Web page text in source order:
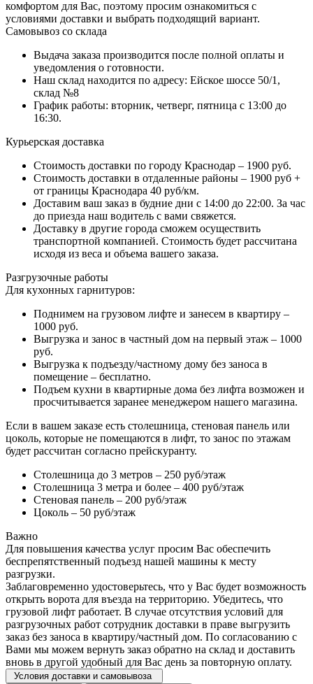
комфортом для Вас, поэтому просим ознакомиться с
условиями доставки и выбрать подходящий вариант.
Самовывоз со склада
Выдача заказа производится после полной оплаты и
уведомления о готовности.
Наш склад находится по адресу: Ейское шоссе 50/1,
склад №8
График работы: вторник, четверг, пятница с 13:00 до
16:30.
Курьерская доставка
Стоимость доставки по городу Краснодар – 1900 руб.
Стоимость доставки в отдаленные районы – 1900 руб +
от границы Краснодара 40 руб/км.
Доставим ваш заказ в будние дни с 14:00 до 22:00. За час
до приезда наш водитель с вами свяжется.
Доставку в другие города сможем осуществить
транспортной компанией. Стоимость будет рассчитана
исходя из веса и объема вашего заказа.
Разгрузочные работы
Для кухонных гарнитуров:
Поднимем на грузовом лифте и занесем в квартиру –
1000 руб.
Выгрузка и занос в частный дом на первый этаж – 1000
руб.
Выгрузка к подъезду/частному дому без заноса в
помещение – бесплатно.
Подъем кухни в квартирные дома без лифта возможен и
просчитывается заранее менеджером нашего магазина.
Если в вашем заказе есть столешница, стеновая панель или
цоколь, которые не помещаются в лифт, то занос по этажам
будет рассчитан согласно прейскуранту.
Столешница до 3 метров – 250 руб/этаж
Столешница 3 метра и более – 400 руб/этаж
Стеновая панель – 200 руб/этаж
Цоколь – 50 руб/этаж
Важно
Для повышения качества услуг просим Вас обеспечить
беспрепятственный подъезд нашей машины к месту
разгрузки.
Заблаговременно удостоверьтесь, что у Вас будет возможность
открыть ворота для въезда на территорию. Убедитесь, что
грузовой лифт работает. В случае отсутствия условий для
разгрузочных работ сотрудник доставки в праве выгрузить
заказ без заноса в квартиру/частный дом. По согласованию с
Вами мы можем вернуть заказ обратно на склад и доставить
вновь в другой удобный для Вас день за повторную оплату.
Условия доставки и самовывоза